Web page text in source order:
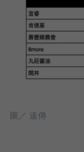
圖／ 遠傳